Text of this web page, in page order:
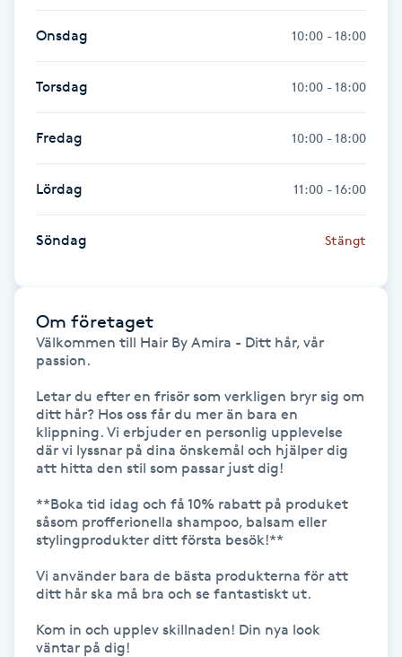
Gel naglar
Gelenaglar
Gellack
Gellack med förstärkning
Gravidyoga
Gruppträning
Gua Sha-massage
Headspa
Healing
Herrklippning
Onsdag 10:00 - 18:00
Torsdag 10:00 - 18:00
Fredag 10:00 - 18:00
Lördag 11:00 - 16:00
Söndag Stängt
Om företaget
Välkommen till Hair By Amira - Ditt hår, vår
passion.
Letar du efter en frisör som verkligen bryr sig om
ditt hår? Hos oss får du mer än bara en
klippning. Vi erbjuder en personlig upplevelse
där vi lyssnar på dina önskemål och hjälper dig
att hitta den stil som passar just dig!
**Boka tid idag och få 10% rabatt på produket
såsom profferionella shampoo, balsam eller
stylingprodukter ditt första besök!**
Vi använder bara de bästa produkterna för att
ditt hår ska må bra och se fantastiskt ut.
Kom in och upplev skillnaden! Din nya look
väntar på dig!